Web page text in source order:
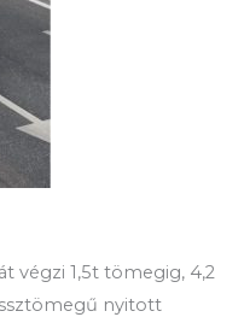
végzi 1,5t tömegig, 4,2
nyitott